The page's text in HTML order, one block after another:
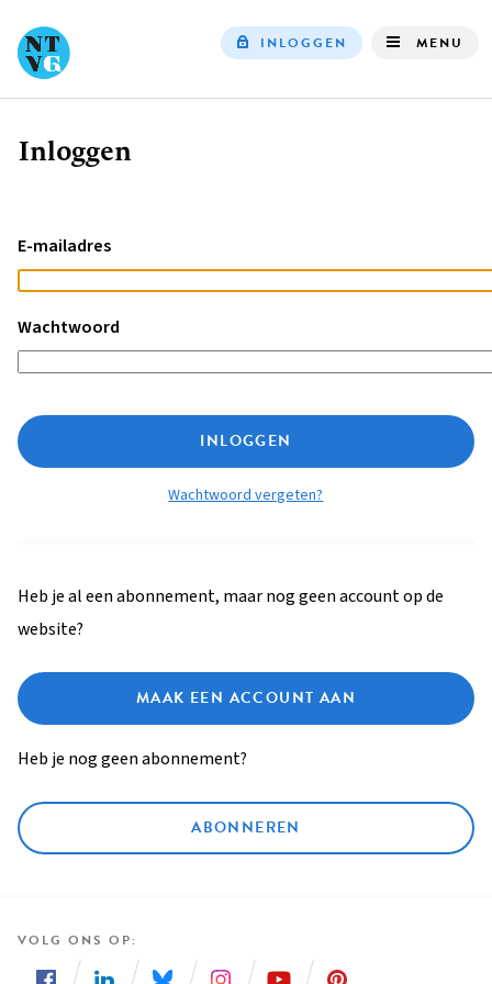
INLOGGEN MENU
Kruimelpad
Inloggen
E-mailadres
Wachtwoord
INLOGGEN
Wachtwoord vergeten?
Heb je al een abonnement, maar nog geen account op de
website?
MAAK EEN ACCOUNT AAN
Heb je nog geen abonnement?
ABONNEREN
VOLG ONS OP